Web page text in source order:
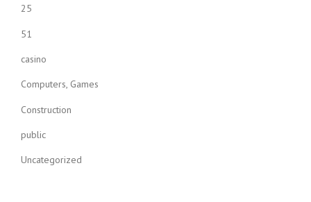
25
51
casino
Computers, Games
Construction
public
Uncategorized